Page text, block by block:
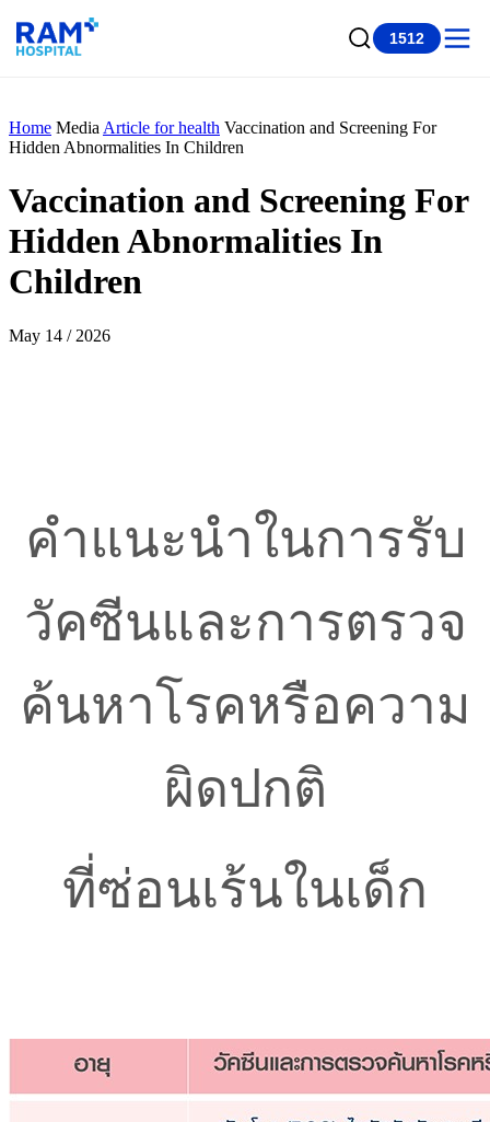
1512
Home Media Article for health Vaccination and Screening For
Hidden Abnormalities In Children
Vaccination and Screening For
Hidden Abnormalities In
Children
May 14 / 2026
คำแนะนำในการรับ
วัคซีนและการตรวจ
ค้นหาโรคหรือความ
ผิดปกติ
ที่ซ่อนเร้นในเด็ก